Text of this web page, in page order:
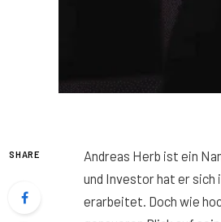
SHARE
Andreas Herb ist ein
und Investor hat er
erarbeitet. Doch wie